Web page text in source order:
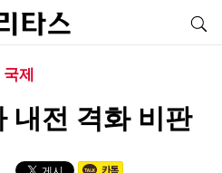
국제
내전 격화 비판